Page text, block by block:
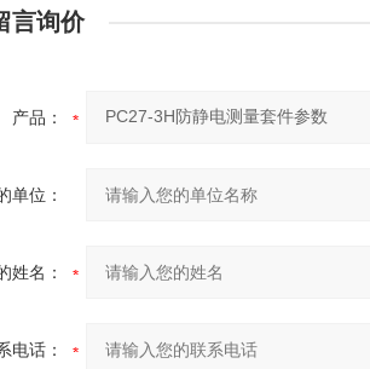
言询价
产品：
单位：
姓名：
电话：